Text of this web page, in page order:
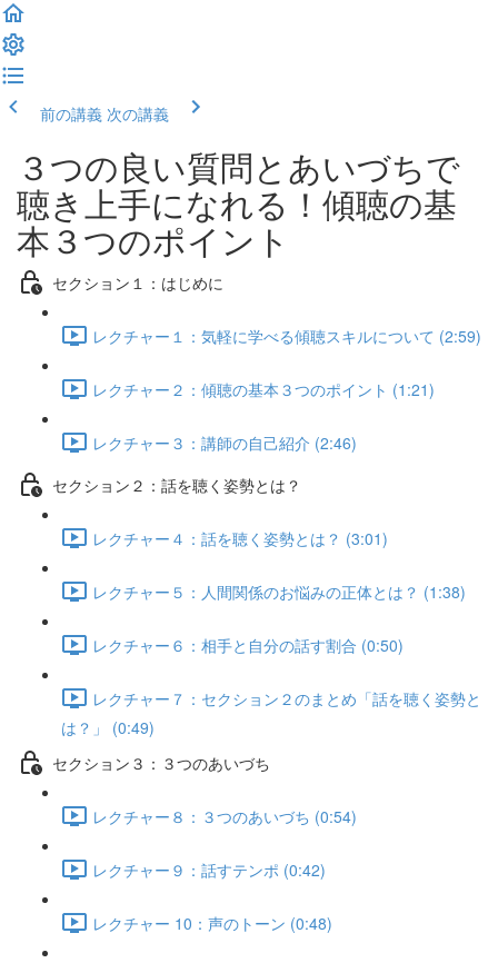
前の講義 次の講義
３つの良い質問とあいづちで
聴き上手になれる！傾聴の基
本３つのポイント
セクション１：はじめに
レクチャー１：気軽に学べる傾聴スキルについて (2:59)
レクチャー２：傾聴の基本３つのポイント (1:21)
レクチャー３：講師の自己紹介 (2:46)
セクション２：話を聴く姿勢とは？
レクチャー４：話を聴く姿勢とは？ (3:01)
レクチャー５：人間関係のお悩みの正体とは？ (1:38)
レクチャー６：相手と自分の話す割合 (0:50)
レクチャー７：セクション２のまとめ「話を聴く姿勢と
は？」 (0:49)
セクション３：３つのあいづち
レクチャー８：３つのあいづち (0:54)
レクチャー９：話すテンポ (0:42)
レクチャー 10：声のトーン (0:48)